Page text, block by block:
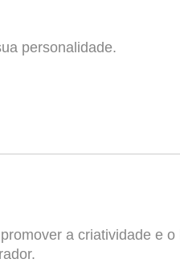
personalidade.
a criatividade e